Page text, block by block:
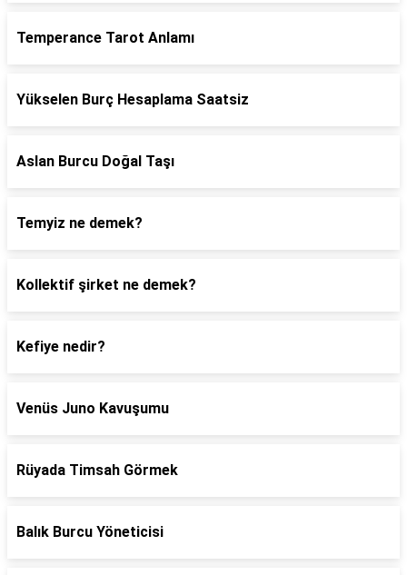
Temperance Tarot Anlamı
Yükselen Burç Hesaplama Saatsiz
Aslan Burcu Doğal Taşı
Temyiz ne demek?
Kollektif şirket ne demek?
Kefiye nedir?
Venüs Juno Kavuşumu
Rüyada Timsah Görmek
Balık Burcu Yöneticisi